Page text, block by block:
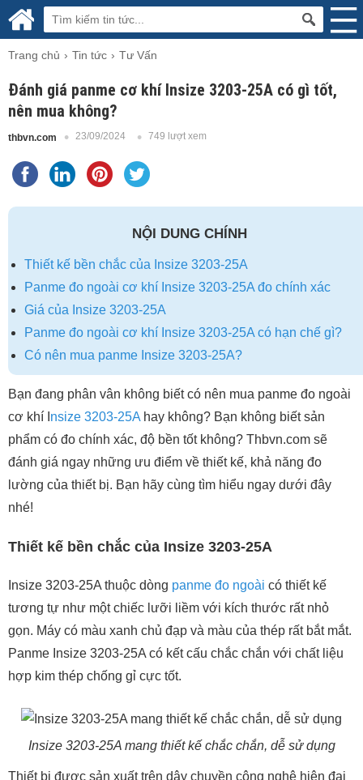
Trang chủ Tin tức Tư Vấn
Đánh giá panme cơ khí Insize 3203-25A có gì tốt,
nên mua không?
thbvn.com 23/09/2024 749 lượt xem
NỘI DUNG CHÍNH
Thiết kế bền chắc của Insize 3203-25A
Panme đo ngoài cơ khí Insize 3203-25A đo chính xác
Giá của Insize 3203-25A
Panme đo ngoài cơ khí Insize 3203-25A có hạn chế gì?
Có nên mua panme Insize 3203-25A?
Bạn đang phân vân không biết có nên mua panme đo ngoài
cơ khí I nsize 3203-25A hay không? Bạn không biết sản
phẩm có đo chính xác, độ bền tốt không? Thbvn.com sẽ
đánh giá ngay những ưu điểm về thiết kế, khả năng đo
lường của thiết bị. Bạn hãy cùng tìm hiểu ngay dưới đây
nhé!
Thiết kế bền chắc của Insize 3203-25A
Insize 3203-25A thuộc dòng panme đo ngoài có thiết kế
tương tự như một chiếc lưỡi liềm với kích thước rất nhỏ
gọn. Máy có màu xanh chủ đạp và màu của thép rất bắt mắt.
Panme Insize 3203-25A có kết cấu chắc chắn với chất liệu
hợp kim thép chống gỉ cực tốt.
Insize 3203-25A mang thiết kế chắc chắn, dễ sử dụng
Thiết bị được sản xuất trên dây chuyền công nghệ hiện đại